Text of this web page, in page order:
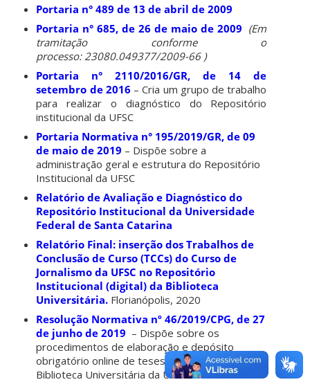
Portaria n° 489 de 13 de abril de 2009
Portaria n° 685, de 26 de maio de 2009 (Em
tramitação conforme o
processo: 23080.049377/2009-66 )
Portaria n° 2110/2016/GR, de 14 de
setembro de 2016 – Cria um grupo de trabalho
para realizar o diagnóstico do Repositório
institucional da UFSC
Portaria Normativa n° 195/2019/GR, de 09
de maio de 2019 – Dispõe sobre a
administração geral e estrutura do Repositório
Institucional da UFSC
Relatório de Avaliação e Diagnóstico do
Repositório Institucional da Universidade
Federal de Santa Catarina
Relatório Final: inserção dos Trabalhos de
Conclusão de Curso (TCCs) do Curso de
Jornalismo da UFSC no Repositório
Institucional (digital) da Biblioteca
Universitária. Florianópolis, 2020
Resolução Normativa nº 46/2019/CPG, de 27
de junho de 2019 – Dispõe sobre os
procedimentos de elaboração e depósito
obrigatório online de teses e dissertações na
Biblioteca Universitária da UFSC